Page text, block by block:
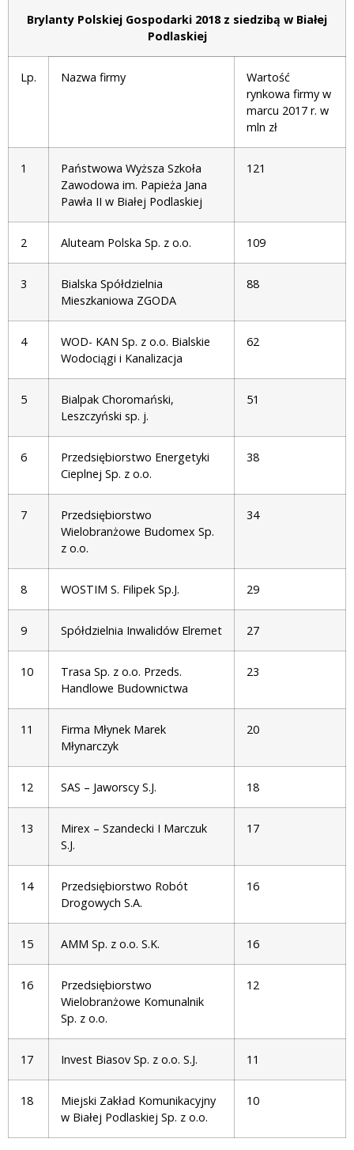
Brylanty Polskiej Gospodarki 2018 z siedzibą w Białej
Podlaskiej
Lp. Nazwa firmy
Wartość
rynkowa firmy w
marcu 2017 r. w
mln zł
1
Państwowa Wyższa Szkoła
Zawodowa im. Papieża Jana
Pawła II w Białej Podlaskiej
121
2 Aluteam Polska Sp. z o.o. 109
3
Bialska Spółdzielnia
Mieszkaniowa ZGODA
88
4
WOD- KAN Sp. z o.o. Bialskie
Wodociągi i Kanalizacja
62
5
Bialpak Choromański,
Leszczyński sp. j.
51
6
Przedsiębiorstwo Energetyki
Cieplnej Sp. z o.o.
38
7
Przedsiębiorstwo
Wielobranżowe Budomex Sp.
z o.o.
34
8 WOSTIM S. Filipek Sp.J. 29
9 Spółdzielnia Inwalidów Elremet 27
10
Trasa Sp. z o.o. Przeds.
Handlowe Budownictwa
23
11
Firma Młynek Marek
Młynarczyk
20
12 SAS – Jaworscy S.J. 18
13
Mirex – Szandecki I Marczuk
S.J.
17
14
Przedsiębiorstwo Robót
Drogowych S.A.
16
15 AMM Sp. z o.o. S.K. 16
16
Przedsiębiorstwo
Wielobranżowe Komunalnik
Sp. z o.o.
12
17 Invest Biasov Sp. z o.o. S.J. 11
18
Miejski Zakład Komunikacyjny
w Białej Podlaskiej Sp. z o.o.
10